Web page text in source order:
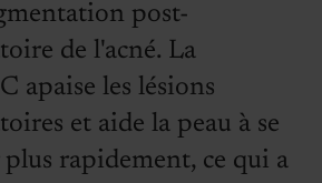
post-
de l'acné. La
apaise les lésions
et aide la peau à se
plus rapidement, ce qui a